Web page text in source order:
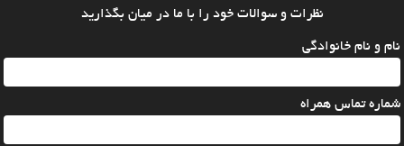
نظرات و سوالات خود را با ما در میان بگذارید
نام و نام خانوادگی
شماره تماس همراه